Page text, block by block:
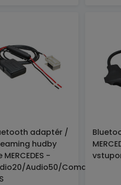
adaptér /
hudby
MERCEDES -
Audio50/Comand